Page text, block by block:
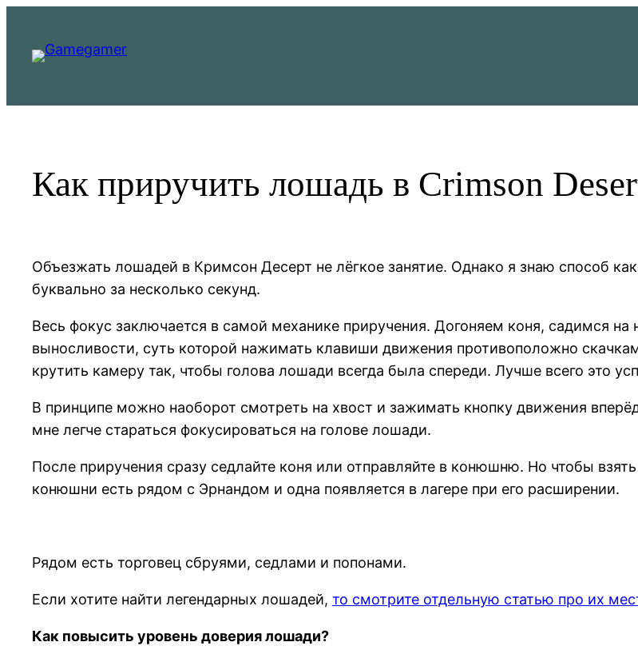
содержимому
Как приручить лошадь в Crimson
Объезжать лошадей в Кримсон Десерт не лёгкое занятие. Однако я знаю способ
буквально за несколько секунд.
Весь фокус заключается в самой механике приручения. Догоняем коня, садимся на
выносливости, суть которой нажимать клавиши движения противоположно
крутить камеру так, чтобы голова лошади всегда была спереди. Лучше всего это
В принципе можно наоборот смотреть на хвост и зажимать кнопку движения
мне легче стараться фокусироваться на голове лошади.
После приручения сразу седлайте коня или отправляйте в конюшню. Но чтобы
конюшни есть рядом с Эрнандом и одна появляется в лагере при его расширении.
Рядом есть торговец сбруями, седлами и попонами.
Если хотите найти легендарных лошадей, то смотрите отдельную статью про их
Как повысить уровень доверия лошади?